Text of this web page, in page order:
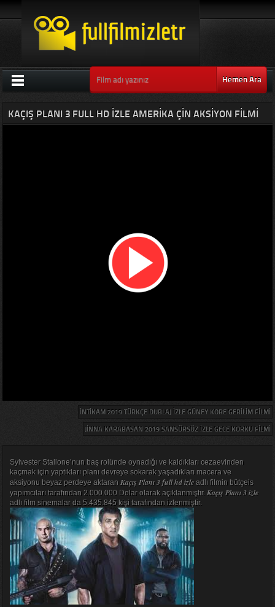
Hemen Ara
KAÇIŞ PLANI 3 FULL HD IZLE AMERIKA ÇIN AKSIYON FILMI
İNTIKAM 2019 TÜRKÇE DUBLAJ IZLE GÜNEY KORE GERILIM FILMI
JINNA KARABASAN 2019 SANSÜRSÜZ IZLE GECE KORKU FILMI
Sylvester Stallone’nun baş rolünde oynadığı ve kaldıkları cezaevinden
kaçmak için yaptıkları planı devreye sokarak yaşadıkları macera ve
aksiyonu beyaz perdeye aktaran Kaçış Planı 3 full hd izleadlı filmin bütçeis
yapımcıları tarafından 2.000.000 Dolar olarak açıklanmıştır. Kaçış Planı 3 izle
adlı film sinemalar da 5.435.845 kişi tarafından izlenmiştir.